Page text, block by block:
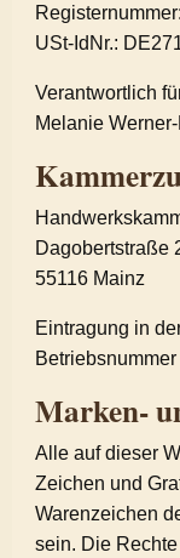
USt-IdNr.:
Verantwortlich
Melanie
Dagobertstraße
55116 Mainz
Eintragung in
Marken-
Alle auf dieser
Zeichen und
Warenzeichen
sein. Die